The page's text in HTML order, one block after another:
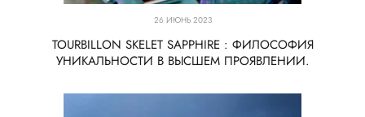
26 ИЮНЬ 2023
TOURBILLON SKELET SAPPHIRE : ФИЛОСОФИЯ
УНИКАЛЬНОСТИ В ВЫСШЕМ ПРОЯВЛЕНИИ.